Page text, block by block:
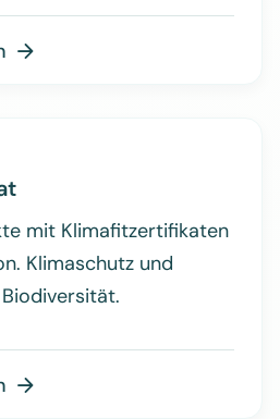

mit Klimafitzertifikaten
Klimaschutz und
